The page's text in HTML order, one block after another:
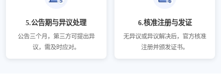
5.公告期与异议处理
公告三个月，第三方可提出异
议，需及时应对。
6.核准注册与发证
无异议或异议解决后，官方核准
注册并颁发证书。